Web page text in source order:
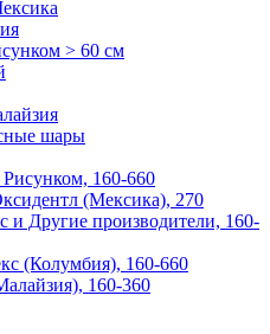
> 60 см
шары
160-660
(Мексика), 270
Другие производители, 160-
(Колумбия), 160-660
160-360